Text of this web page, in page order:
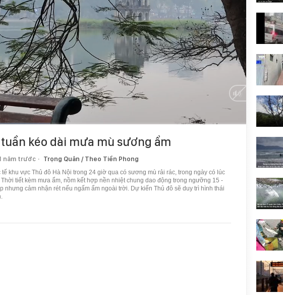
tuần kéo dài mưa mù sương ẩm
năm trước Trọng Quân / Theo Tiền Phong
khu vực Thủ đô Hà Nội trong 24 giờ qua có sương mù rải rác, trong ngày có lúc
tiết kèm mưa ẩm, nồm kết hợp nền nhiệt chung dao động trong ngưỡng 15 -
nhưng cảm nhận rét nếu ngấm ẩm ngoài trời. Dự kiến Thủ đô sẽ duy trì hình thái